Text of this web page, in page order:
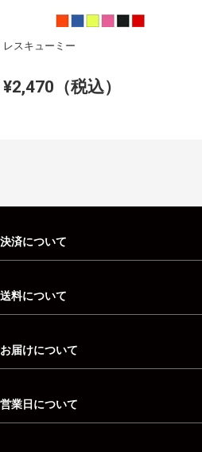
レスキューミー
¥2,470（税込）
決済について
送料について
お届けについて
営業日について